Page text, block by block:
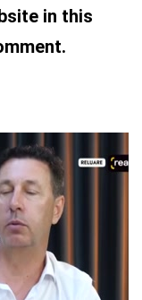
in this